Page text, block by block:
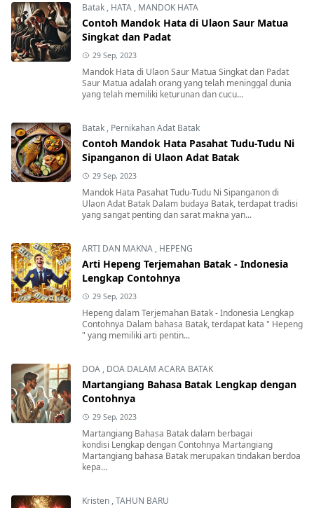
Batak , HATA , MANDOK HATA
Contoh Mandok Hata di Ulaon Saur Matua
Singkat dan Padat
29 Sep, 2023
Mandok Hata di Ulaon Saur Matua Singkat dan Padat
Saur Matua adalah orang yang telah meninggal dunia
yang telah memiliki keturunan dan cucu...
Batak , Pernikahan Adat Batak
Contoh Mandok Hata Pasahat Tudu-Tudu Ni
Sipanganon di Ulaon Adat Batak
29 Sep, 2023
Mandok Hata Pasahat Tudu-Tudu Ni Sipanganon di
Ulaon Adat Batak Dalam budaya Batak, terdapat tradisi
yang sangat penting dan sarat makna yan...
ARTI DAN MAKNA , HEPENG
Arti Hepeng Terjemahan Batak - Indonesia
Lengkap Contohnya
29 Sep, 2023
Hepeng dalam Terjemahan Batak - Indonesia Lengkap
Contohnya Dalam bahasa Batak, terdapat kata " Hepeng
" yang memiliki arti pentin...
DOA , DOA DALAM ACARA BATAK
Martangiang Bahasa Batak Lengkap dengan
Contohnya
29 Sep, 2023
Martangiang Bahasa Batak dalam berbagai
kondisi Lengkap dengan Contohnya Martangiang
Martangiang bahasa Batak merupakan tindakan berdoa
kepa...
Kristen ,TAHUN BARU